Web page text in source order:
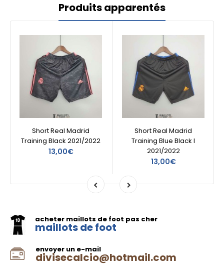
Produits apparentés
Short Real Madrid
Training Black 2021/2022
13,00€
Short Real Madrid
Training Blue Black I
2021/2022
13,00€
acheter maillots de foot pas cher
maillots de foot
envoyer un e-mail
divisecalcio@hotmail.com